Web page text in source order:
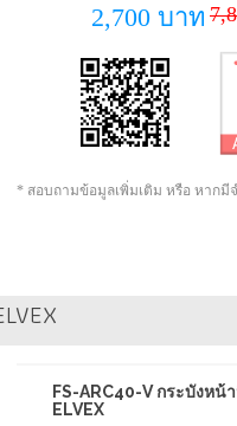
2,700 บาท
* สอบถามข้อมูลเพิ่มเติม หรือ หาก
FS-ARC40-V กระบังหน้
ELVEX